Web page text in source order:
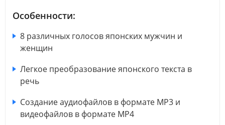
Особенности:
8 различных голосов японских мужчин и
женщин
Легкое преобразование японского текста в
речь
Создание аудиофайлов в формате MP3 и
видеофайлов в формате MP4